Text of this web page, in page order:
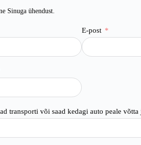
Sinuga ühendust.
E-post
transporti või saad kedagi auto peale